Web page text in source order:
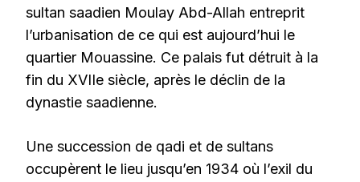
sultan saadien Moulay Abd-Allah entreprit
l’urbanisation de ce qui est aujourd’hui le
quartier Mouassine. Ce palais fut détruit à la
fin du XVIIe siècle, après le déclin de la
dynastie saadienne.
Une succession de qadi et de sultans
occupèrent le lieu jusqu’en 1934 où l’exil du